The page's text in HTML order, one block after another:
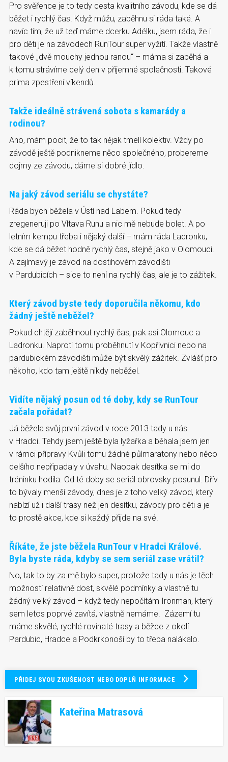
Pro svěřence je to tedy cesta kvalitního závodu, kde se dá
běžet i rychlý čas. Když můžu, zaběhnu si ráda také. A
navíc tím, že už teď máme dcerku Adélku, jsem ráda, že i
pro děti je na závodech RunTour super vyžití. Takže vlastně
takové „dvě mouchy jednou ranou“ – máma si zaběhá a
k tomu strávíme celý den v příjemné společnosti. Takové
prima zpestření víkendů.
Takže ideálně strávená sobota s kamarády a
rodinou?
Ano, mám pocit, že to tak nějak tmelí kolektiv. Vždy po
závodě ještě podnikneme něco společného, probereme
dojmy ze závodu, dáme si dobré jídlo.
Na jaký závod seriálu se chystáte?
Ráda bych běžela v Ústí nad Labem. Pokud tedy
zregeneruji po Vltava Runu a nic mě nebude bolet. A po
letním kempu třeba i nějaký další – mám ráda Ladronku,
kde se dá běžet hodně rychlý čas, stejně jako v Olomouci.
A zajímavý je závod na dostihovém závodišti
v Pardubicích – sice to není na rychlý čas, ale je to zážitek.
Který závod byste tedy doporučila někomu, kdo
žádný ještě neběžel?
Pokud chtějí zaběhnout rychlý čas, pak asi Olomouc a
Ladronku. Naproti tomu proběhnutí v Kopřivnici nebo na
pardubickém závodišti může být skvělý zážitek. Zvlášť pro
někoho, kdo tam ještě nikdy neběžel.
Vidíte nějaký posun od té doby, kdy se RunTour
začala pořádat?
Já běžela svůj první závod v roce 2013 tady u nás
v Hradci. Tehdy jsem ještě byla lyžařka a běhala jsem jen
v rámci přípravy Kvůli tomu žádné půlmaratony nebo něco
delšího nepřipadaly v úvahu. Naopak desítka se mi do
tréninku hodila. Od té doby se seriál obrovsky posunul. Dřív
to bývaly menší závody, dnes je z toho velký závod, který
nabízí už i další trasy než jen desítku, závody pro děti a je
to prostě akce, kde si každý přijde na své.
Říkáte, že jste běžela RunTour v Hradci Králové.
Byla byste ráda, kdyby se sem seriál zase vrátil?
No, tak to by za mě bylo super, protože tady u nás je těch
možností relativně dost, skvělé podmínky a vlastně tu
žádný velký závod – když tedy nepočítám Ironman, který
sem letos poprvé zavítá, vlastně nemáme. Zázemí tu
máme skvělé, rychlé rovinaté trasy a běžce z okolí
Pardubic, Hradce a Podkrkonoší by to třeba nalákalo.
PŘIDEJ SVOU ZKUŠENOST NEBO DOPLŇ INFORMACE
Kateřina Matrasová